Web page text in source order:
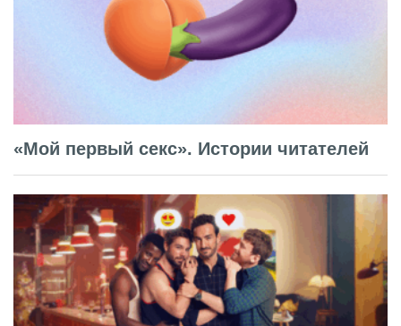
«Мой первый секс». Истории читателей